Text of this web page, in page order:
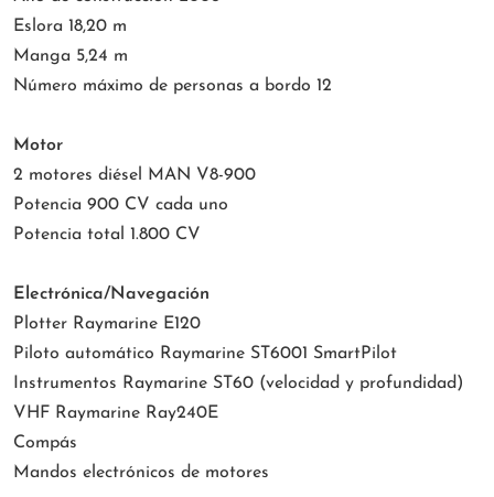
Eslora 18,20 m
Manga 5,24 m
Número máximo de personas a bordo 12
Motor
2 motores diésel MAN V8-900
Potencia 900 CV cada uno
Potencia total 1.800 CV
Electrónica/Navegación
Plotter Raymarine E120
Piloto automático Raymarine ST6001 SmartPilot
Instrumentos Raymarine ST60 (velocidad y profundidad)
VHF Raymarine Ray240E
Compás
Mandos electrónicos de motores